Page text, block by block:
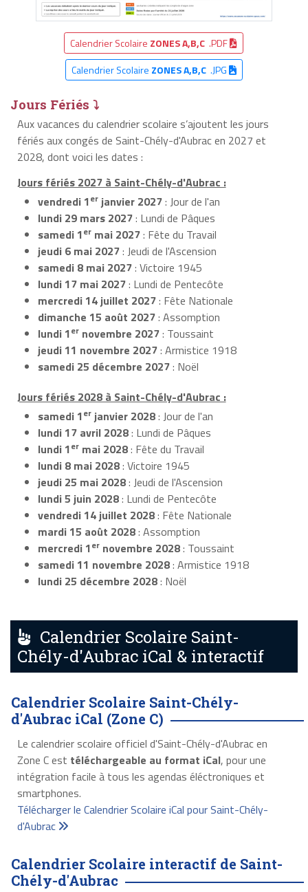
Calendrier Scolaire ZONES A,B,C .PDF
Calendrier Scolaire ZONES A,B,C.JPG
Jours Fériés ⤵
Aux vacances du calendrier scolaire s’ajoutent les jours
fériés aux congés de Saint-Chély-d'Aubrac en 2027 et
2028, dont voici les dates :
Jours fériés 2027 à Saint-Chély-d'Aubrac :
vendredi 1er janvier 2027: Jour de l'an
lundi 29 mars 2027: Lundi de Pâques
samedi 1er mai 2027: Fête du Travail
jeudi 6 mai 2027: Jeudi de l'Ascension
samedi 8 mai 2027: Victoire 1945
lundi 17 mai 2027: Lundi de Pentecôte
mercredi 14 juillet 2027: Fête Nationale
dimanche 15 août 2027: Assomption
lundi 1er novembre 2027: Toussaint
jeudi 11 novembre 2027: Armistice 1918
samedi 25 décembre 2027: Noël
Jours fériés 2028 à Saint-Chély-d'Aubrac :
samedi 1er janvier 2028: Jour de l'an
lundi 17 avril 2028: Lundi de Pâques
lundi 1er mai 2028: Fête du Travail
lundi 8 mai 2028: Victoire 1945
jeudi 25 mai 2028: Jeudi de l'Ascension
lundi 5 juin 2028: Lundi de Pentecôte
vendredi 14 juillet 2028: Fête Nationale
mardi 15 août 2028: Assomption
mercredi 1er novembre 2028: Toussaint
samedi 11 novembre 2028: Armistice 1918
lundi 25 décembre 2028: Noël
Calendrier Scolaire Saint-
Chély-d'Aubrac iCal & interactif
Calendrier Scolaire Saint-Chély-
d'Aubrac iCal (Zone C)
Le calendrier scolaire officiel d'Saint-Chély-d'Aubrac en
Zone C est téléchargeable au format iCal, pour une
intégration facile à tous les agendas éléctroniques et
smartphones.
Télécharger le Calendrier Scolaire iCal pour Saint-Chély-
d'Aubrac
Calendrier Scolaire interactif de Saint-
Chély-d'Aubrac